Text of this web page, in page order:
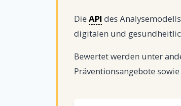
Die API des
digitalen und
Bewertet werden unter
Präventionsangebote